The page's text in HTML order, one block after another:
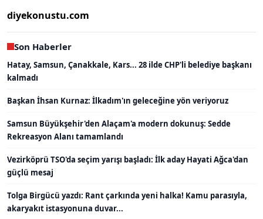
diyekonustu.com
Son Haberler
Hatay, Samsun, Çanakkale, Kars... 28 ilde CHP'li belediye başkanı
kalmadı
Başkan İhsan Kurnaz: İlkadım'ın geleceğine yön veriyoruz
Samsun Büyükşehir'den Alaçam'a modern dokunuş: Sedde
Rekreasyon Alanı tamamlandı
Vezirköprü TSO'da seçim yarışı başladı: İlk aday Hayati Ağca'dan
güçlü mesaj
Tolga Birgücü yazdı: Rant çarkında yeni halka! Kamu parasıyla,
akaryakıt istasyonuna duvar...